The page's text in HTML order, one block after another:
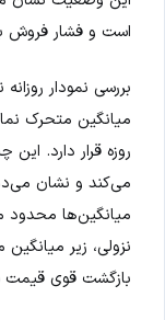
است و فشار فروش
بررسی نمودار
روزه قرار دارد. این
می‌کند و نشان
میانگین‌ها محدود
نزولی، زیر
بازگشت قوی